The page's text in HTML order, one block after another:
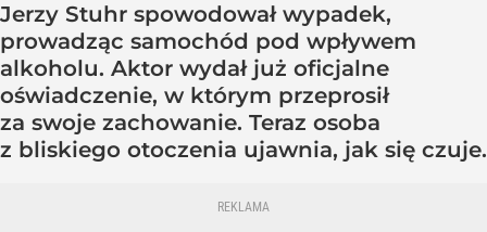
Jerzy Stuhr spowodował wypadek,
prowadząc samochód pod wpływem
alkoholu. Aktor wydał już oficjalne
oświadczenie, w którym przeprosił
za swoje zachowanie. Teraz osoba
z bliskiego otoczenia ujawnia, jak się czuje.